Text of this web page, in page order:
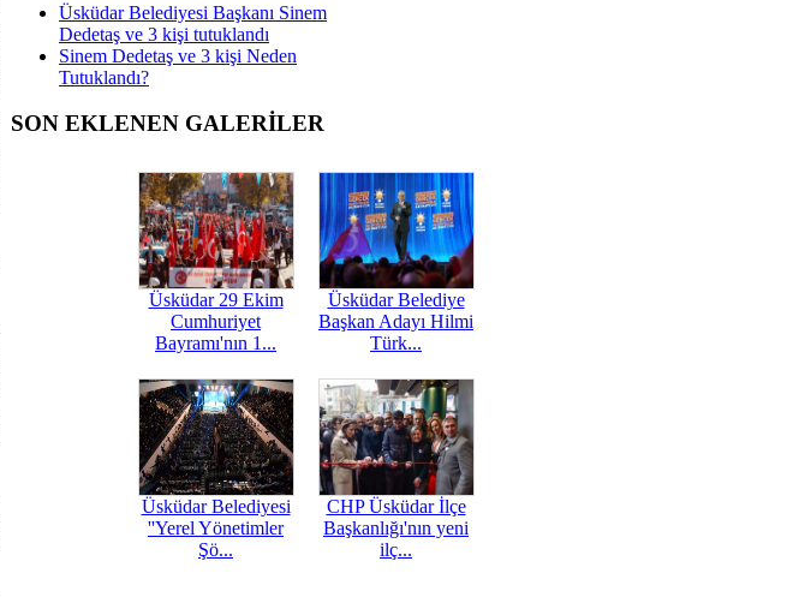
Üsküdar Belediyesi Başkanı Sinem
Dedetaş ve 3 kişi tutuklandı
Sinem Dedetaş ve 3 kişi Neden
Tutuklandı?
SON EKLENEN GALERİLER
Üsküdar 29 Ekim
Cumhuriyet
Bayramı'nın 1...
Üsküdar Belediye
Başkan Adayı Hilmi
Türk...
Üsküdar Belediyesi
''Yerel Yönetimler
Şö...
CHP Üsküdar İlçe
Başkanlığı'nın yeni
ilç...